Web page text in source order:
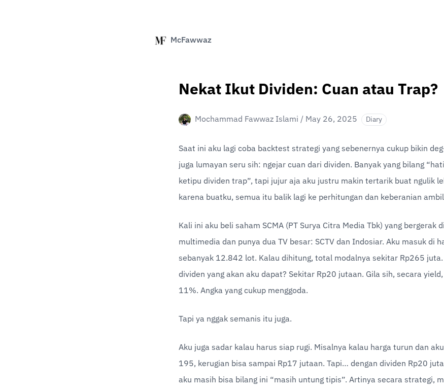
McFawwaz
Nekat Ikut Dividen: Cuan atau Trap?
Mochammad Fawwaz Islami / May 26, 2025 Diary
Saat ini aku lagi coba backtest strategi yang sebenernya cukup bikin
juga lumayan seru sih: ngejar cuan dari dividen. Banyak yang bilang
ketipu dividen trap”, tapi jujur aja aku justru makin tertarik buat ngulik
karena buatku, semua itu balik lagi ke perhitungan dan keberanian
Kali ini aku beli saham SCMA (PT Surya Citra Media Tbk) yang bergerak
multimedia dan punya dua TV besar: SCTV dan Indosiar. Aku masuk di
sebanyak 12.842 lot. Kalau dihitung, total modalnya sekitar Rp265
dividen yang akan aku dapat? Sekitar Rp20 jutaan. Gila sih, secara
11%. Angka yang cukup menggoda.
Tapi ya nggak semanis itu juga.
Aku juga sadar kalau harus siap rugi. Misalnya kalau harga turun dan
195, kerugian bisa sampai Rp17 jutaan. Tapi… dengan dividen Rp20
aku masih bisa bilang ini “masih untung tipis”. Artinya secara strategi,